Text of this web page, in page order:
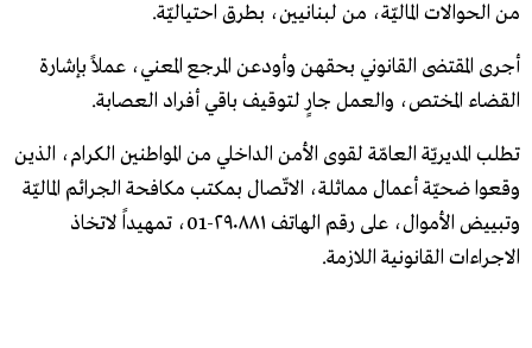
من الحوالات الماليّة، من لبنانيين، بطرق احتياليّة.
أجرى المقتضى القانوني بحقهن وأودعن المرجع المعني، عملاً بإشارة
القضاء المختص، والعمل جارٍ لتوقيف باقي أفراد العصابة.
تطلب المديريّة العامّة لقوى الأمن الداخلي من المواطنين الكرام، الذين
وقعوا ضحيّة أعمال مماثلة، الاتّصال بمكتب مكافحة الجرائم الماليّة
وتبييض الأموال، على رقم الهاتف ٢٩٠٨٨١-01، تمهيداً لاتخاذ
الاجراءات القانونية اللازمة.